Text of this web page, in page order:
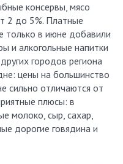
консервы, мясо
2 до 5%. Платные
только в июне добавили
и алкогольные напитки
городов региона
цены на большинство
сильно отличаются от
плюсы: в
молоко, сыр, сахар,
дорогие говядина и